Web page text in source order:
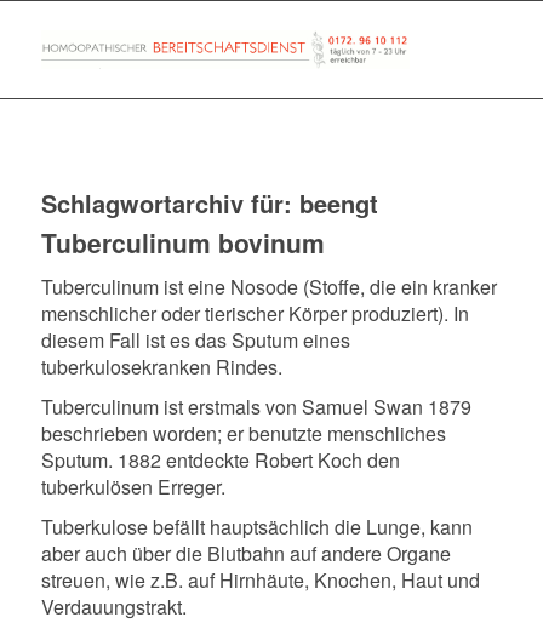
Schlagwortarchiv für: beengt
Tuberculinum bovinum
Tuberculinum ist eine Nosode (Stoffe, die ein kranker
menschlicher oder tierischer Körper produziert). In
diesem Fall ist es das Sputum eines
tuberkulosekranken Rindes.
Tuberculinum ist erstmals von Samuel Swan 1879
beschrieben worden; er benutzte menschliches
Sputum. 1882 entdeckte Robert Koch den
tuberkulösen Erreger.
Tuberkulose befällt hauptsächlich die Lunge, kann
aber auch über die Blutbahn auf andere Organe
streuen, wie z.B. auf Hirnhäute, Knochen, Haut und
Verdauungstrakt.